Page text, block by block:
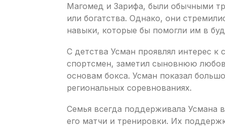
Магомед и Зарифа, были обычными
или богатства. Однако, они
навыки, которые бы помогли им в
С детства Усман проявлял интерес к
спортсмен, заметил сыновнюю
основам бокса. Усман показал
региональных соревнованиях.
Семья всегда поддерживала Усмана
его матчи и тренировки. Их